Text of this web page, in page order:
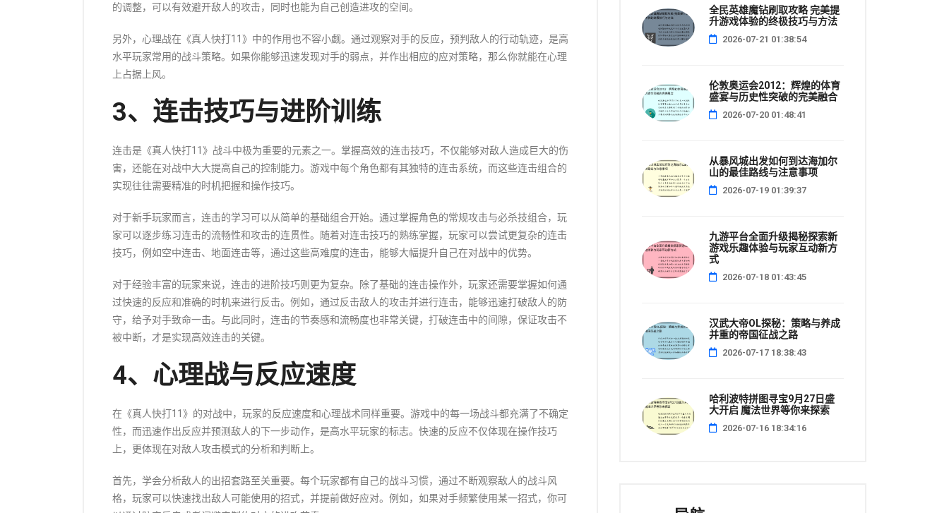
的调整，可以有效避开敌人的攻击，同时也能为自己创造进攻的空间。
另外，心理战在《真人快打11》中的作用也不容小觑。通过观察对手的反应，预判敌人的行动轨迹，是高
水平玩家常用的战斗策略。如果你能够迅速发现对手的弱点，并作出相应的应对策略，那么你就能在心理
上占据上风。
3、连击技巧与进阶训练
连击是《真人快打11》战斗中极为重要的元素之一。掌握高效的连击技巧，不仅能够对敌人造成巨大的伤
害，还能在对战中大大提高自己的控制能力。游戏中每个角色都有其独特的连击系统，而这些连击组合的
实现往往需要精准的时机把握和操作技巧。
对于新手玩家而言，连击的学习可以从简单的基础组合开始。通过掌握角色的常规攻击与必杀技组合，玩
家可以逐步练习连击的流畅性和攻击的连贯性。随着对连击技巧的熟练掌握，玩家可以尝试更复杂的连击
技巧，例如空中连击、地面连击等，通过这些高难度的连击，能够大幅提升自己在对战中的优势。
对于经验丰富的玩家来说，连击的进阶技巧则更为复杂。除了基础的连击操作外，玩家还需要掌握如何通
过快速的反应和准确的时机来进行反击。例如，通过反击敌人的攻击并进行连击，能够迅速打破敌人的防
守，给予对手致命一击。与此同时，连击的节奏感和流畅度也非常关键，打破连击中的间隙，保证攻击不
被中断，才是实现高效连击的关键。
4、心理战与反应速度
在《真人快打11》的对战中，玩家的反应速度和心理战术同样重要。游戏中的每一场战斗都充满了不确定
性，而迅速作出反应并预测敌人的下一步动作，是高水平玩家的标志。快速的反应不仅体现在操作技巧
上，更体现在对敌人攻击模式的分析和判断上。
首先，学会分析敌人的出招套路至关重要。每个玩家都有自己的战斗习惯，通过不断观察敌人的战斗风
格，玩家可以快速找出敌人可能使用的招式，并提前做好应对。例如，如果对手频繁使用某一招式，你可
全民英雄魔钻刷取攻略 完美提
升游戏体验的终极技巧与方法
2026-07-21 01:38:54
伦敦奥运会2012：辉煌的体育
盛宴与历史性突破的完美融合
2026-07-20 01:48:41
从暴风城出发如何到达海加尔
山的最佳路线与注意事项
2026-07-19 01:39:37
九游平台全面升级揭秘探索新
游戏乐趣体验与玩家互动新方
式
2026-07-18 01:43:45
汉武大帝OL探秘：策略与养成
并重的帝国征战之路
2026-07-17 18:38:43
哈利波特拼图寻宝9月27日盛
大开启 魔法世界等你来探索
2026-07-16 18:34:16